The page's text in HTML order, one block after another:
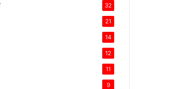
32
21
14
12
11
9